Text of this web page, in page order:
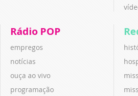
Rádio POP
empregos
notícias
ouça ao vivo
programação